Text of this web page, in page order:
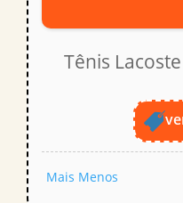
Tênis
Mais Menos